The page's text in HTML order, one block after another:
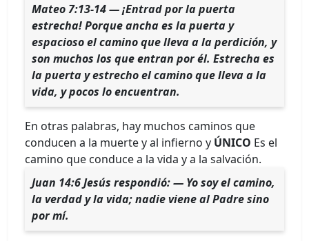
Mateo 7:13-14 — ¡Entrad por la puerta
estrecha! Porque ancha es la puerta y
espacioso el camino que lleva a la perdición, y
son muchos los que entran por él. Estrecha es
la puerta y estrecho el camino que lleva a la
vida, y pocos lo encuentran.
En otras palabras, hay muchos caminos que
conducen a la muerte y al infierno y ÚNICO Es el
camino que conduce a la vida y a la salvación.
Juan 14:6 Jesús respondió: — Yo soy el camino,
la verdad y la vida; nadie viene al Padre sino
por mí.